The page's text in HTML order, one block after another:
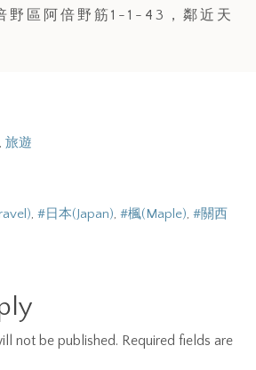
野區阿倍野筋1-1-43，鄰近天
,旅遊
,#日本(Japan),#楓(Maple),#關西
not be published. Required fields are